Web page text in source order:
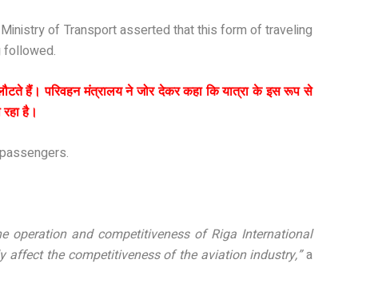
of Transport asserted that this form of traveling
followed.
हैं। परिवहन मंत्रालय ने जोर देकर कहा कि यात्रा के इस रूप से
है।
and competitiveness of Riga International
the competitiveness of the aviation industry,”a